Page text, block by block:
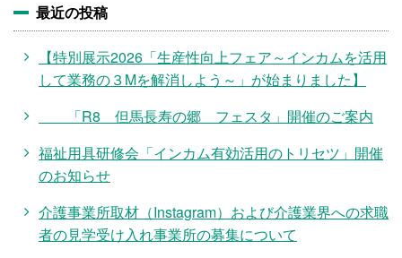
最近の投稿
【特別展示2026「生産性向上フェア～インカムを活用
して業務の３Mを解消しよう～」が始まりました】
「R8 但馬長寿の郷 フェスタ」開催のご案内
福祉用具研修会「インカム有効活用のトリセツ」開催
のお知らせ
介護事業所取材（Instagram）および介護業界への求職
者の見学受け入れ事業所の募集について